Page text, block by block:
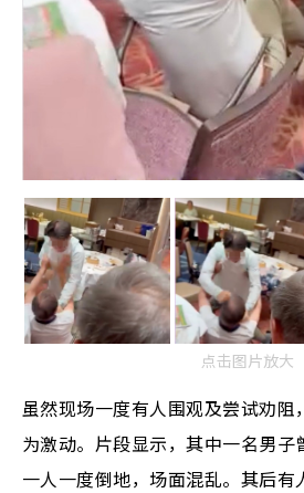
点击图片放大
虽然现场一度有人围观及尝试劝
为激动。片段显示，其中一名男子
一人一度倒地，场面混乱。其后有